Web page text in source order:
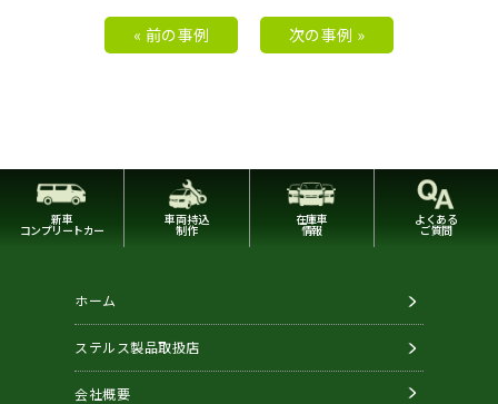
« 前の事例 次の事例 »
新車
コンプリートカー
車両持込
制作
在庫車
情報
よくある
ご質問
ホーム
ステルス製品取扱店
会社概要